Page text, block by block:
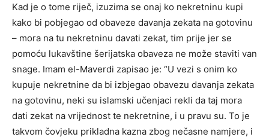
Kad je o tome riječ, izuzima se onaj ko nekretninu kupi
kako bi pobjegao od obaveze davanja zekata na gotovinu
– mora na tu nekretninu davati zekat, tim prije jer se
pomoću lukavštine šerijatska obaveza ne može staviti van
snage. Imam el-Maverdi zapisao je: “U vezi s onim ko
kupuje nekretnine da bi izbjegao obavezu davanja zekata
na gotovinu, neki su islamski učenjaci rekli da taj mora
dati zekat na vrijednost te nekretnine, i u pravu su. To je
takvom čovjeku prikladna kazna zbog nečasne namjere, i